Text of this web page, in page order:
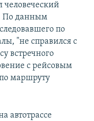
человеческий
По данным
по
"не справился с
встречного
с рейсовым
маршруту
автотрассе